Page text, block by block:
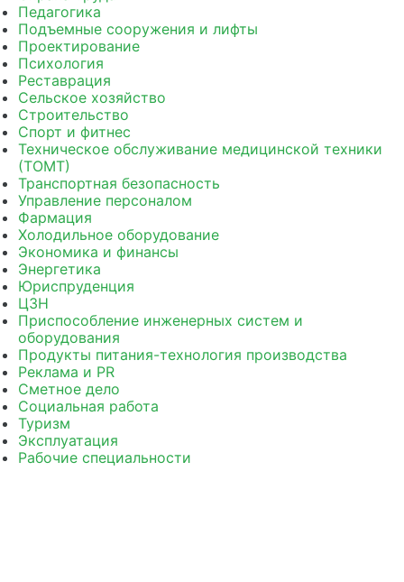
Педагогика
Подъемные сооружения и лифты
Проектирование
Психология
Реставрация
Сельское хозяйство
Строительство
Спорт и фитнес
Техническое обслуживание медицинской техники
(ТОМТ)
Транспортная безопасность
Управление персоналом
Фармация
Холодильное оборудование
Экономика и финансы
Энергетика
Юриспруденция
ЦЗН
Приспособление инженерных систем и
оборудования
Продукты питания-технология производства
Реклама и PR
Сметное дело
Социальная работа
Туризм
Эксплуатация
Рабочие специальности